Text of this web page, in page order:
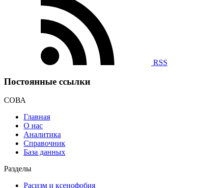
RSS
Постоянные ссылки
СОВА
Главная
О нас
Аналитика
Справочник
База данных
Разделы
Расизм и ксенофобия